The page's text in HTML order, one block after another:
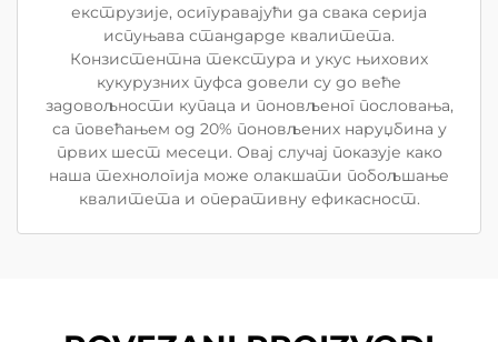
екструзије, осигуравајући да свака серија
испуњава стандарде квалитета.
Конзистентна текстура и укус њихових
кукурузних пуфса довели су до веће
задовољности купаца и поновљеног пословања,
са повећањем од 20% поновљених наруџбина у
првих шест месеци. Овај случај показује како
наша технологија може олакшати побољшање
квалитета и оперативну ефикасност.